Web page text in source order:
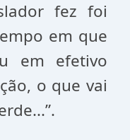
fez foi
em que
em efetivo
o que vai